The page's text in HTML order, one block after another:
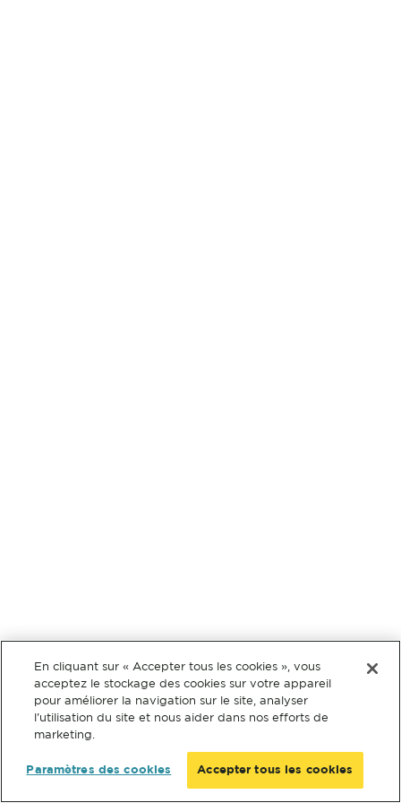
En cliquant sur « Accepter tous les cookies », vous
acceptez le stockage des cookies sur votre appareil
pour améliorer la navigation sur le site, analyser
l’utilisation du site et nous aider dans nos efforts de
marketing.
Paramètres des cookies Accepter tous les cookies